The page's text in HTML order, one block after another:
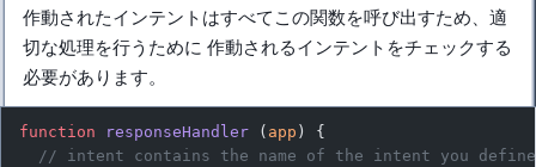
作動されたインテントはすべてこの関数を呼び出すため、適
切な処理を行うために 作動されるインテントをチェックする
必要があります。
function responseHandler ( app ) {
// intent contains the name of the intent you